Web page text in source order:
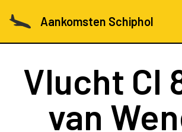
Aankomsten Schiphol
Vlucht CI
van